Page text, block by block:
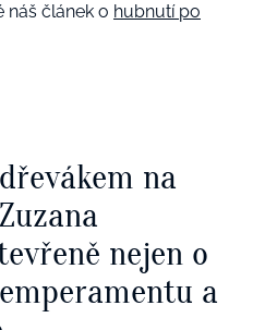
náš článek o hubnutí po
na
nejen o
a